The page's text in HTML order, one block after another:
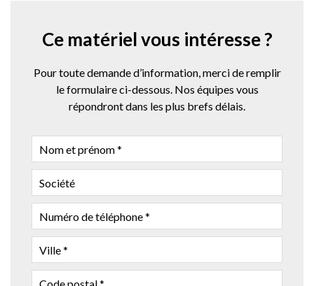
Ce matériel vous intéresse ?
Pour toute demande d’information, merci de remplir
le formulaire ci-dessous. Nos équipes vous
répondront dans les plus brefs délais.
NOM
ET
PRÉNOM
SOCIÉTÉ
NUMÉRO
DE
TÉLÉPHONE
VILLE
CODE